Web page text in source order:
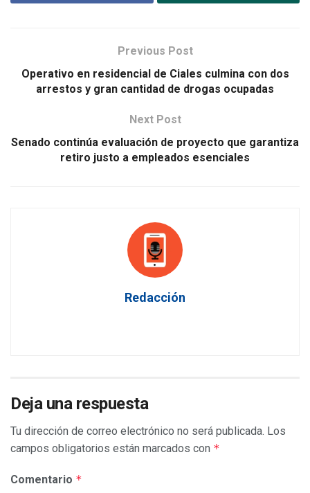
Previous Post
Operativo en residencial de Ciales culmina con dos
arrestos y gran cantidad de drogas ocupadas
Next Post
Senado continúa evaluación de proyecto que garantiza
retiro justo a empleados esenciales
Redacción
Deja una respuesta
Tu dirección de correo electrónico no será publicada. Los
campos obligatorios están marcados con *
Comentario *